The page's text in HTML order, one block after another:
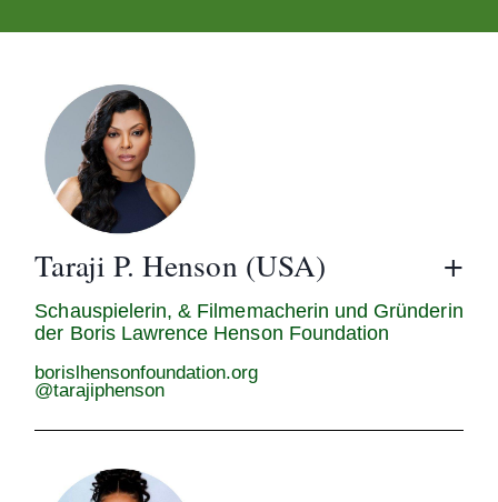
Taraji P. Henson (USA)
Schauspielerin, & Filmemacherin und Gründerin
der Boris Lawrence Henson Foundation
borislhensonfoundation.org
@tarajiphenson